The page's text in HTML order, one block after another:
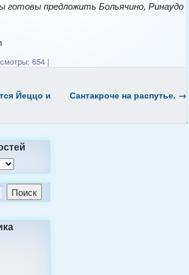
готовы предложить Больячино, Ринаудо
654 |
Йеццо и
Сантакроче на распутье. →